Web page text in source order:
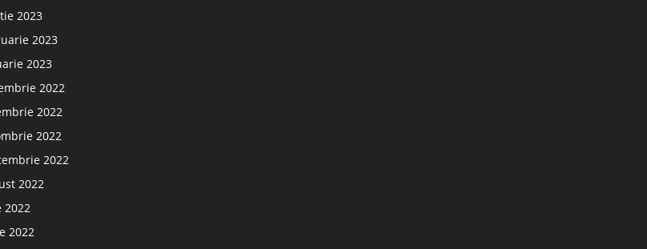
2023
2023
2023
2022
2022
2022
2022
2022
2022
2022